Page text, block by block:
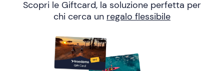
Scopri le Giftcard, la soluzione perfetta per
chi cerca un regalo flessibile